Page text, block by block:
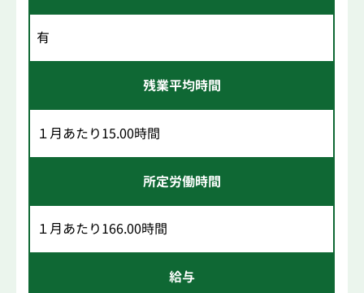
有
残業平均時間
１月あたり15.00時間
所定労働時間
１月あたり166.00時間
給与